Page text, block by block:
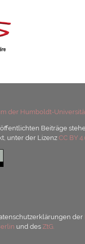
der Humboldt-
Beiträge
unter der LizenzCC BY
der
und desZtG.